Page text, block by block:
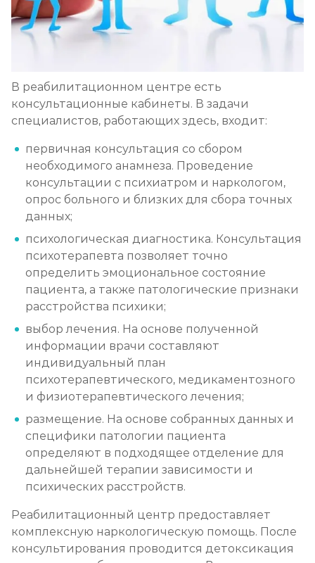
В реабилитационном центре есть
консультационные кабинеты. В задачи
специалистов, работающих здесь, входит:
первичная консультация со сбором
необходимого анамнеза. Проведение
консультации с психиатром и наркологом,
опрос больного и близких для сбора точных
данных;
психологическая диагностика. Консультация
психотерапевта позволяет точно
определить эмоциональное состояние
пациента, а также патологические признаки
расстройства психики;
выбор лечения. На основе полученной
информации врачи составляют
индивидуальный план
психотерапевтического, медикаментозного
и физиотерапевтического лечения;
размещение. На основе собранных данных и
специфики патологии пациента
определяют в подходящее отделение для
дальнейшей терапии зависимости и
психических расстройств.
Реабилитационный центр предоставляет
комплексную наркологическую помощь. После
консультирования проводится детоксикация